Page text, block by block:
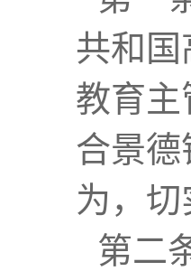
共和
教育
合景
为，
第二